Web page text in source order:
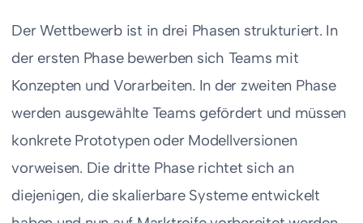
Der Wettbewerb ist in drei Phasen strukturiert. In
der ersten Phase bewerben sich Teams mit
Konzepten und Vorarbeiten. In der zweiten Phase
werden ausgewählte Teams gefördert und müssen
konkrete Prototypen oder Modellversionen
vorweisen. Die dritte Phase richtet sich an
diejenigen, die skalierbare Systeme entwickelt